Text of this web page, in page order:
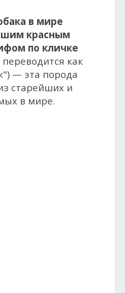
в мире
красным
по кличке
переводится как
— эта порода
старейших и
в мире.